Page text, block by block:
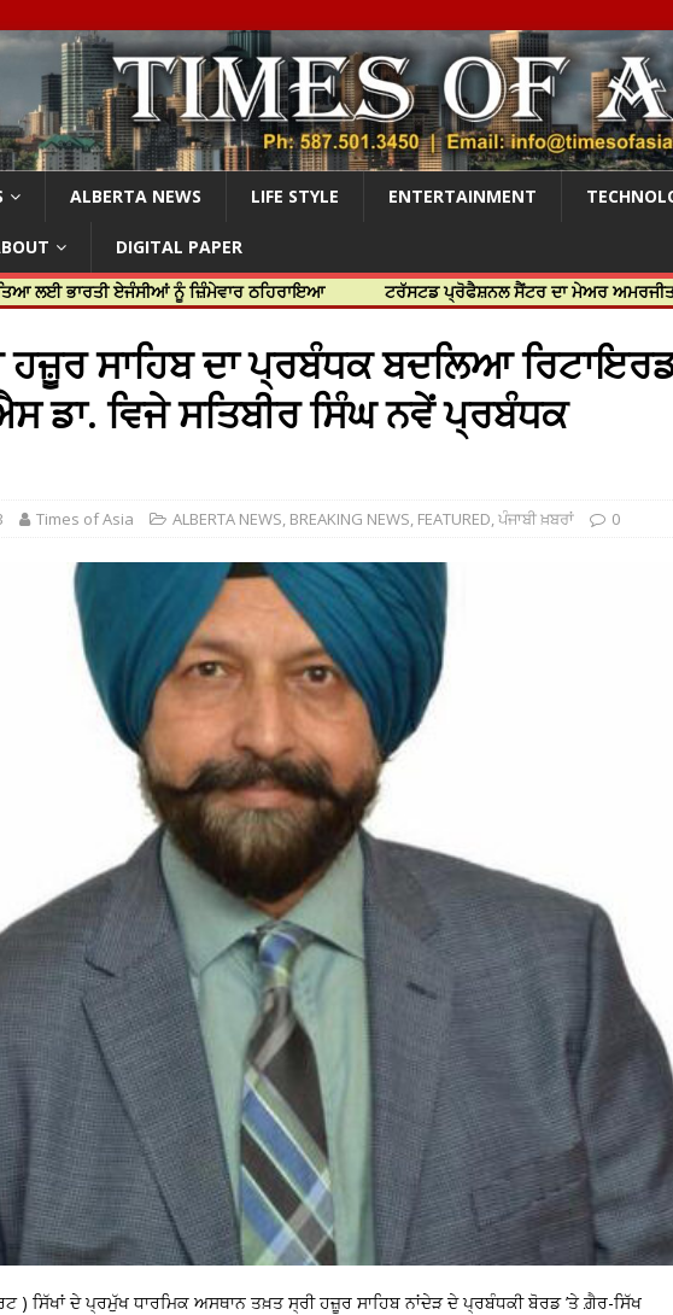
ALBERTA NEWS LIFE STYLE ENTERTAINMENT
DIGITAL PAPER
ਏਜੰਸੀਆਂ ਨੂੰ ਜ਼ਿੰਮੇਵਾਰ ਠਹਿਰਾਇਆ ਟਰੱਸਟਡ ਪ੍ਰੋਫੈਸ਼ਨਲ ਸੈਂਟਰ ਦਾ ਮੇਅਰ ਅਮਰਜੀਤ ਸੋਹੀ ਤੇ
ਹਜ਼ੂਰ ਸਾਹਿਬ ਦਾ ਪ੍ਰਬੰਧਕ ਬਦਲਿਆ
ਵਿਜੇ ਸਤਿਬੀਰ ਸਿੰਘ ਨਵੇਂ ਪ੍ਰਬੰਧਕ
Times of Asia ALBERTA NEWS, BREAKING NEWS, FEATURED,ਪੰਜਾਬੀ ਖ਼ਬਰਾਂ 0
) ਸਿੱਖਾਂ ਦੇ ਪ੍ਰਮੁੱਖ ਧਾਰਮਿਕ ਅਸਥਾਨ ਤਖ਼ਤ ਸ੍ਰੀ ਹਜ਼ੂਰ ਸਾਹਿਬ ਨਾਂਦੇੜ ਦੇ ਪ੍ਰਬੰਧਕੀ ਬੋਰਡ ’ਤੇ ਗ਼ੈਰ-ਸਿੱਖ